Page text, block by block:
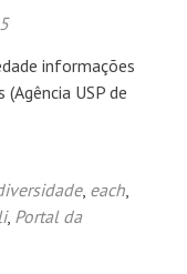
informações
USP de
, each,
, Portal da